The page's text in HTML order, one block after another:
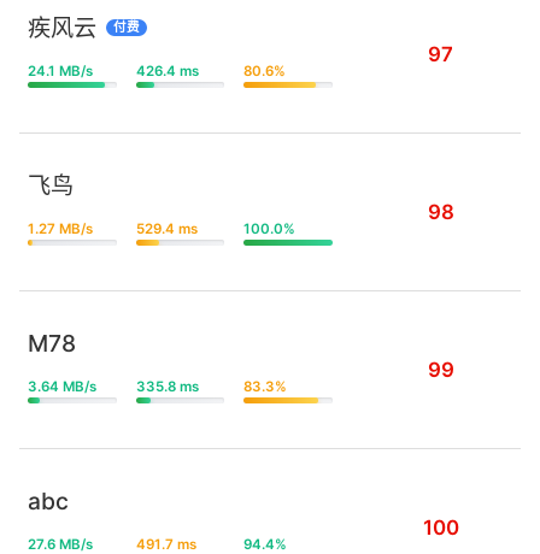
疾风云 付费
24.1 MB/s 426.4 ms 80.6%
97
飞鸟
1.27 MB/s 529.4 ms 100.0%
98
M78
3.64 MB/s 335.8 ms 83.3%
99
abc
27.6 MB/s 491.7 ms 94.4%
100